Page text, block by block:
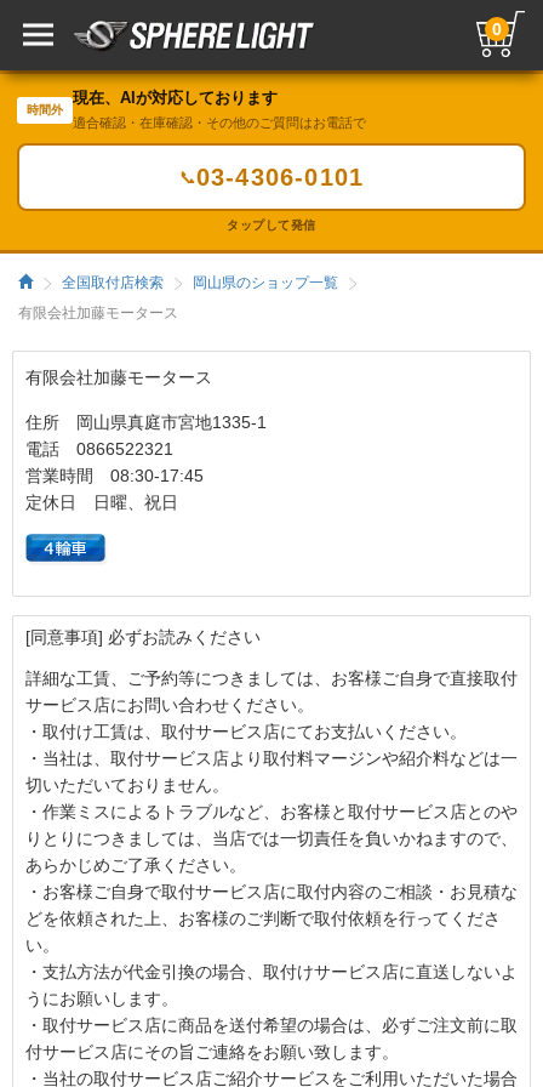
0
時間外
現在、AIが対応しております
適合確認・在庫確認・その他のご質問はお電話で
📞03-4306-0101
タップして発信
全国取付店検索
岡山県のショップ一覧
有限会社加藤モータース
有限会社加藤モータース
住所 岡山県真庭市宮地1335-1
電話 0866522321
営業時間 08:30-17:45
定休日 日曜、祝日
[同意事項] 必ずお読みください
詳細な工賃、ご予約等につきましては、お客様ご自身で直接取付
サービス店にお問い合わせください。
・取付け工賃は、取付サービス店にてお支払いください。
・当社は、取付サービス店より取付料マージンや紹介料などは一
切いただいておりません。
・作業ミスによるトラブルなど、お客様と取付サービス店とのや
りとりにつきましては、当店では一切責任を負いかねますので、
あらかじめご了承ください。
・お客様ご自身で取付サービス店に取付内容のご相談・お見積な
どを依頼された上、お客様のご判断で取付依頼を行ってくださ
い。
・支払方法が代金引換の場合、取付けサービス店に直送しないよ
うにお願いします。
・取付サービス店に商品を送付希望の場合は、必ずご注文前に取
付サービス店にその旨ご連絡をお願い致します。
・当社の取付サービス店ご紹介サービスをご利用いただいた場合